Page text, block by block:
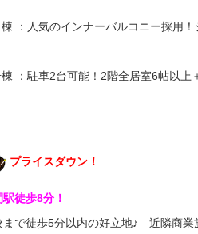
棟 ：人気のインナーバルコニー採
棟 ：駐車2台可能！2階全居室6帖以
プライスダウン！
徒歩8分！
まで徒歩5分以内の好立地♪ 近隣商業